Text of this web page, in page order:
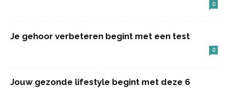
0
Je gehoor verbeteren begint met een test
0
Jouw gezonde lifestyle begint met deze 6